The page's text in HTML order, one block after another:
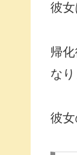
彼
帰
なり
彼